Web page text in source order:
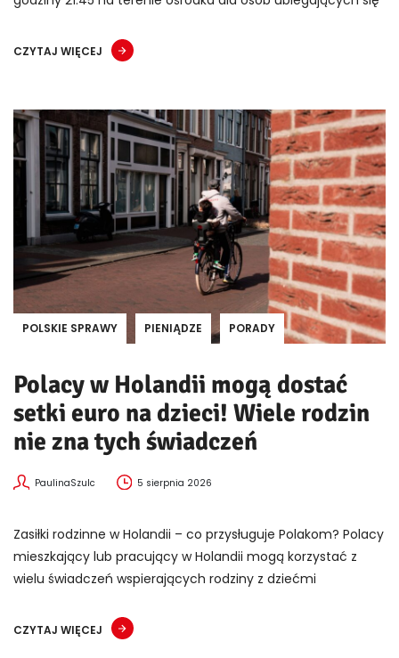
CZYTAJ WIĘCEJ
POLSKIE SPRAWY PIENIĄDZE PORADY
Polacy w Holandii mogą dostać
setki euro na dzieci! Wiele rodzin
nie zna tych świadczeń
PaulinaSzulc 5 sierpnia 2026
Zasiłki rodzinne w Holandii – co przysługuje Polakom? Polacy
mieszkający lub pracujący w Holandii mogą korzystać z
wielu świadczeń wspierających rodziny z dziećmi
CZYTAJ WIĘCEJ